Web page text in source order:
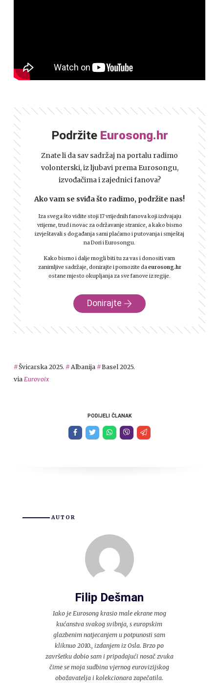
Podržite Eurosong.hr
Znate li da sav sadržaj na portalu radimo
volonterski, iz ljubavi prema Eurosongu,
izvođačima i zajednici fanova?
Ako vam se sviđa što radimo, podržite nas!
Iza svega što vidite stoji 17 vrijednih fanova koji izdvajaju
vrijeme, trud i novac za održavanje stranice, a kako bismo
izvještavali s događanja sami plaćamo i putovanja i smještaj
na Dori i Eurosongu.
Kako bismo i dalje mogli biti tu za vas i donositi vam
zanimljive sadržaje, donirajte i pomozite daeurosong.hr
ostane mjesto okupljanja za sve fanove iz regije.
Donirajte
Švicarska 2025. Albanija
Basel 2025.
via Eurovoix
PODIJELI ČLANAK
AUTOR
Filip Dešman
Iako je Eurosong krasio male ekrane mog
kućanstva svakog svibnja, s europskim
glazbenim natjecanjem u potpunosti sam
kliknuo 2010., izdanjem iz Osla. Brzo po
završetku dobio sam i pripadajući nosač zvuka
čime se moja sudbina vjernog eurovizijskog
obožavatelja i kolekcionara zapečatila.